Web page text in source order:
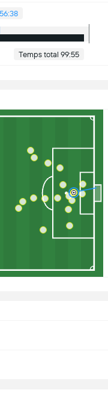
Temps total 99:55